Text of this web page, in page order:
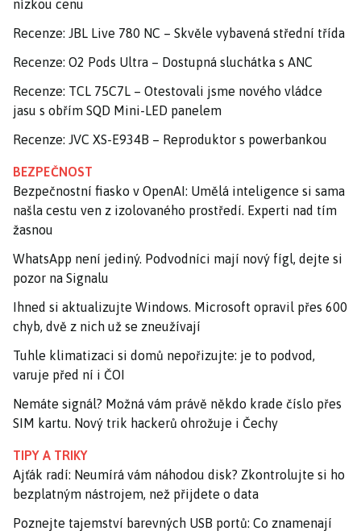
nízkou cenu
Recenze: JBL Live 780 NC – Skvěle vybavená střední třída
Recenze: O2 Pods Ultra – Dostupná sluchátka s ANC
Recenze: TCL 75C7L – Otestovali jsme nového vládce
jasu s obřím SQD Mini-LED panelem
Recenze: JVC XS-E934B – Reproduktor s powerbankou
BEZPEČNOST
Bezpečnostní fiasko v OpenAI: Umělá inteligence si sama
našla cestu ven z izolovaného prostředí. Experti nad tím
žasnou
WhatsApp není jediný. Podvodníci mají nový fígl, dejte si
pozor na Signalu
Ihned si aktualizujte Windows. Microsoft opravil přes 600
chyb, dvě z nich už se zneužívají
Tuhle klimatizaci si domů nepořizujte: je to podvod,
varuje před ní i ČOI
Nemáte signál? Možná vám právě někdo krade číslo přes
SIM kartu. Nový trik hackerů ohrožuje i Čechy
TIPY A TRIKY
Ajťák radí: Neumírá vám náhodou disk? Zkontrolujte si ho
bezplatným nástrojem, než přijdete o data
Poznejte tajemství barevných USB portů: Co znamenají